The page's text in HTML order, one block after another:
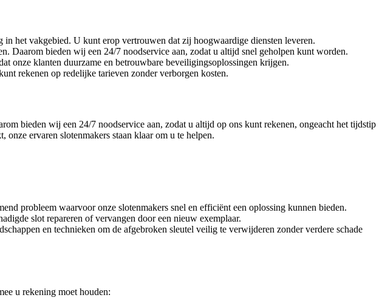
het vakgebied. U kunt erop vertrouwen dat zij hoogwaardige diensten leveren.
Daarom bieden wij een 24/7 noodservice aan, zodat u altijd snel geholpen kunt worden.
onze klanten duurzame en betrouwbare beveiligingsoplossingen krijgen.
rekenen op redelijke tarieven zonder verborgen kosten.
bieden wij een 24/7 noodservice aan, zodat u altijd op ons kunt rekenen, ongeacht het tijdstip
ervaren slotenmakers staan klaar om u te helpen.
probleem waarvoor onze slotenmakers snel en efficiënt een oplossing kunnen bieden.
slot repareren of vervangen door een nieuw exemplaar.
en technieken om de afgebroken sleutel veilig te verwijderen zonder verdere schade
u rekening moet houden: